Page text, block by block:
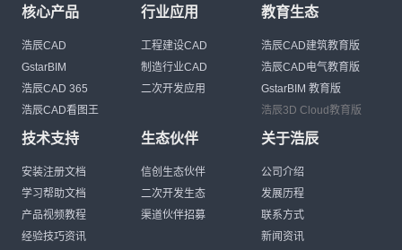
核心产品
浩辰CAD
GstarBIM
浩辰CAD 365
浩辰CAD看图王
行业应用
工程建设CAD
制造行业CAD
二次开发应用
教育生态
浩辰CAD建筑教育版
浩辰CAD电气教育版
GstarBIM 教育版
浩辰3D Cloud教育版
技术支持
安装注册文档
学习帮助文档
产品视频教程
经验技巧资讯
生态伙伴
信创生态伙伴
二次开发生态
渠道伙伴招募
关于浩辰
公司介绍
发展历程
联系方式
新闻资讯